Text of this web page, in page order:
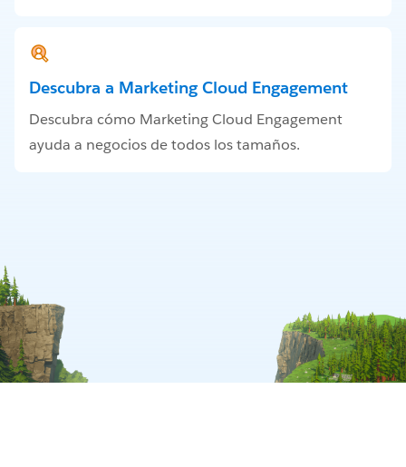
Descubra a Marketing Cloud Engagement
Descubra cómo Marketing Cloud Engagement
ayuda a negocios de todos los tamaños.